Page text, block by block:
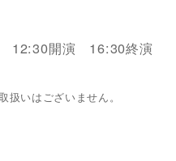
12:30開演 16:30終演
扱いはございません。